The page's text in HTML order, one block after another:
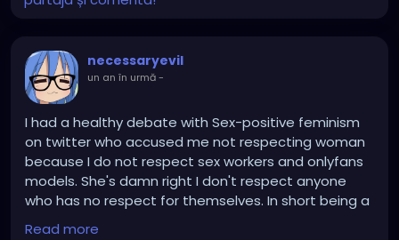
necessaryevil
un an în urmă-
I had a healthy debate with Sex-positive feminism
on twitter who accused me not respecting woman
because I do not respect sex workers and onlyfans
models. She's damn right I don't respect anyone
who has no respect for themselves. In short being a
whore, get treated as a whore.
Read more